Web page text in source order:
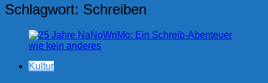
Schlagwort: Schreiben
Kultur